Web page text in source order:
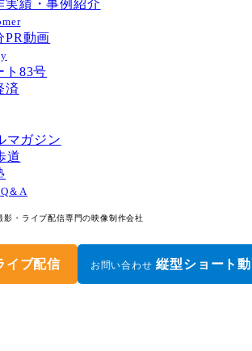
実績・事例紹介
PR動画
ト83号
済
マガジン
道
Q＆A
・ライブ配信専門の映像制作会社
イブ配信 お問い合わせ 縦型ショート